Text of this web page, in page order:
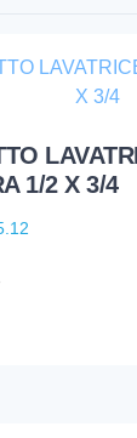
1/2 X 3/4